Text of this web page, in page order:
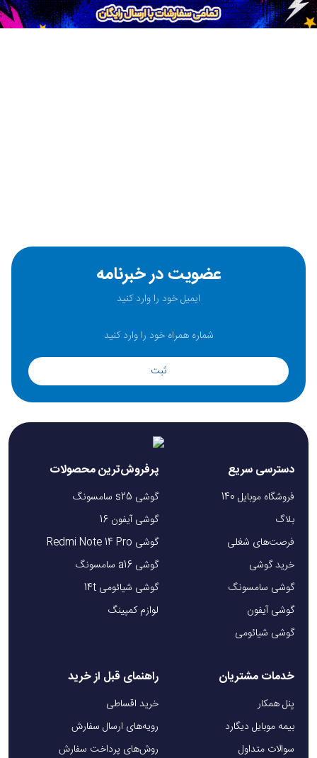
عضویت در خبرنامه
ثبت
دسترسی سریع
فروشگاه موبایل 140
بلاگ
فرصت‌های شغلی
خرید گوشی
گوشی سامسونگ
گوشی آیفون
گوشی شیائومی
پرفروش‌ترین محصولات
گوشی s25 سامسونگ
گوشی آیفون 16
گوشی Redmi Note 14 Pro
گوشی a16 سامسونگ
گوشی شیائومی 14t
لوازم کمپینگ
خدمات مشتریان
پنل همکار
بیمه موبایل دیگارد
سوالات متداول
راهنمای قبل از خرید
خرید اقساطی
رویه‌های ارسال سفارش
روش‌های پرداخت سفارش